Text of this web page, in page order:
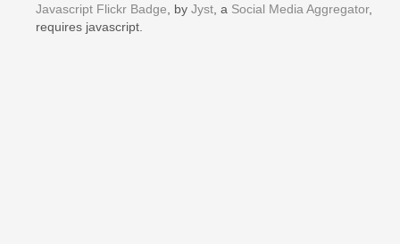
Javascript Flickr Badge , by Jyst , a Social Media Aggregator,
requires javascript.